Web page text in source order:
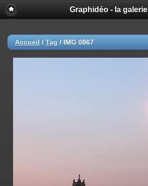
Graphidéo - la galerie
Accueil / Tag / IMG 0867